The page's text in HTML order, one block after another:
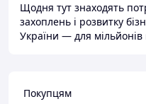
Щодня тут знаходять
захоплень і розвитку
України — для мільйонів
Покупцям